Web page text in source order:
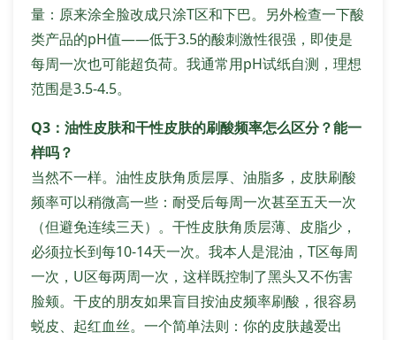
量：原来涂全脸改成只涂T区和下巴。另外检查一下酸
类产品的pH值——低于3.5的酸刺激性很强，即使是
每周一次也可能超负荷。我通常用pH试纸自测，理想
范围是3.5-4.5。
Q3：油性皮肤和干性皮肤的刷酸频率怎么区分？能一
样吗？
当然不一样。油性皮肤角质层厚、油脂多，皮肤刷酸
频率可以稍微高一些：耐受后每周一次甚至五天一次
（但避免连续三天）。干性皮肤角质层薄、皮脂少，
必须拉长到每10-14天一次。我本人是混油，T区每周
一次，U区每两周一次，这样既控制了黑头又不伤害
脸颊。干皮的朋友如果盲目按油皮频率刷酸，很容易
蜕皮、起红血丝。一个简单法则：你的皮肤越爱出